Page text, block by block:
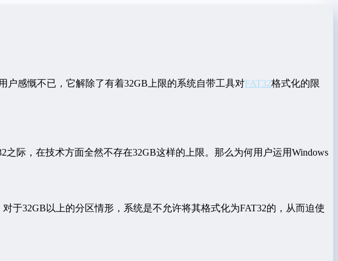
户感慨不已，它解除了有着32GB上限的系统自带工具对FAT32格式化的限
之际，在技术方面全然不存在32GB这样的上限。那么为何用户运用Windows
于32GB以上的分区情形，系统是不允许将其格式化为FAT32的，从而迫使